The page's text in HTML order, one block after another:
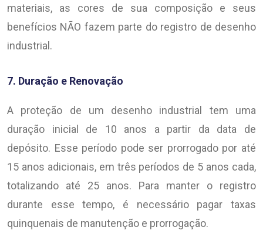
materiais, as cores de sua composição e seus
benefícios NÃO fazem parte do registro de desenho
industrial.
7. Duração e Renovação
A proteção de um desenho industrial tem uma
duração inicial de 10 anos a partir da data de
depósito. Esse período pode ser prorrogado por até
15 anos adicionais, em três períodos de 5 anos cada,
totalizando até 25 anos. Para manter o registro
durante esse tempo, é necessário pagar taxas
quinquenais de manutenção e prorrogação.